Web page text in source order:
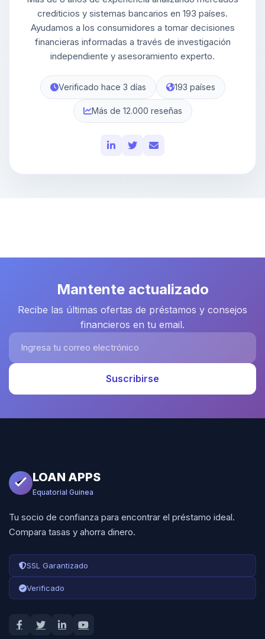
crediticios y sistemas bancarios en 193 países.
Ayudamos a los consumidores a tomar decisiones
financieras informadas a través de investigación
independiente y asesoramiento experto.
Verificado hace 3 días 193 países
Más de 12.000 reseñas
Mantente actualizado
Recibe las últimas ofertas de préstamos y consejos
financieros en tu email.
Ingresa tu correo electrónico
Suscribirse
LOAN APPS
Equatorial Guinea
Tu socio de confianza para encontrar el préstamo ideal.
Compara tasas y ahorra dinero.
SSL Garantizado
Verificado